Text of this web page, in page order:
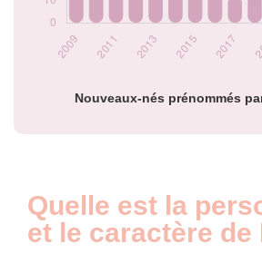
Nouveaux-nés prénommés
Popularité du
prénom Fanny par
Quelle est la
et le caractère de